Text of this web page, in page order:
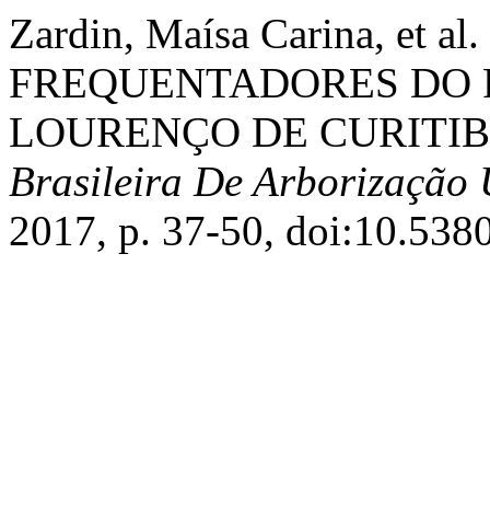
Zardin, Maísa Carina, et
FREQUENTADORES
LOURENÇO DE
Brasileira De Arborização
2017, p. 37-50,